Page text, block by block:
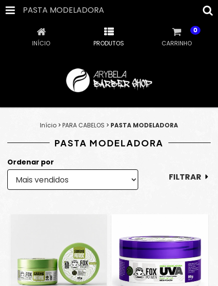
PASTA MODELADORA
INÍCIO PRODUTOS CARRINHO
0
Início >PARA CABELOS > PASTA MODELADORA
PASTA MODELADORA
Ordenar por
FILTRAR